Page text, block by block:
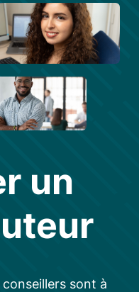
un
sont à